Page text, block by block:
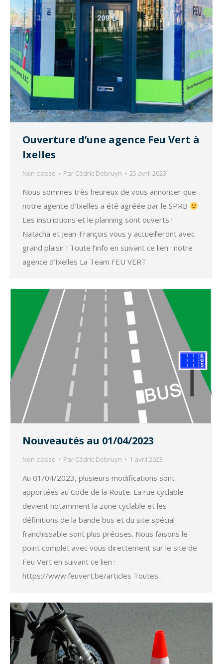
Ouverture d’une agence Feu Vert à
Ixelles
Non classé Par Cédric Debruyn 25 avril 2023
Nous sommes très heureux de vous annoncer que
notre agence d’Ixelles a été agréée par le SPRB
Les inscriptions et le planning sont ouverts !
Natacha et Jean-François vous y accueilleront avec
grand plaisir ! Toute l’info en suivant ce lien : notre
agence d’Ixelles La Team FEU VERT
Nouveautés au 01/04/2023
Non classé Par Cédric Debruyn 1 avril 2023
Au 01/04/2023, plusieurs modifications sont
apportées au Code de la Route. La rue cyclable
devient notamment la zone cyclable et les
définitions de la bande bus et du site spécial
franchissable sont plus précises. Nous faisons le
point complet avec vous directement sur le site de
Feu Vert en suivant ce lien :
https://www.feuvert.be/articles Toutes…